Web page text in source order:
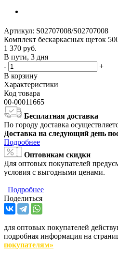
Артикул: S02707008/S02707008
Комплект бескаркасных щеток
1 370 руб.
В пути, 3 дня
-
+
В корзину
Характеристики
Код товара
00-00011665
Бесплатная доставка
По городу доставка
Доставка на следующий день
Подробнее
Оптовикам скидки
Для оптовых покупателей
условия с выгодными ценами.
Подробнее
Поделиться
для оптовых покупателей
подробная информация на
покупателям»